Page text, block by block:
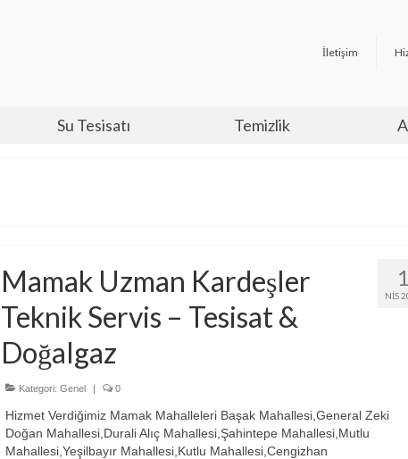
İletişim
Su Tesisatı Temizlik
1
NIS
Mamak Uzman Kardeşler
Teknik Servis – Tesisat &
Doğalgaz
Kategori: Genel | 0
Hizmet Verdiğimiz Mamak Mahalleleri Başak Mahallesi,General Zeki
Doğan Mahallesi,Durali Alıç Mahallesi,Şahintepe Mahallesi,Mutlu
Mahallesi,Yeşilbayır Mahallesi,Kutlu Mahallesi,Cengizhan